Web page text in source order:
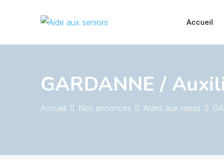
Accueil
GARDANNE /
Accueil Nos annonces Aides aux repas